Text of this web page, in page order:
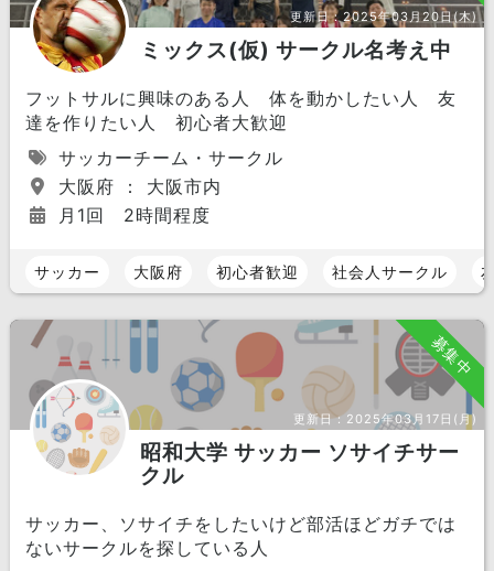
更新日：2025年03月20日(木)
ミックス(仮) サークル名考え中
フットサルに興味のある人 体を動かしたい人 友
達を作りたい人 初心者大歓迎
サッカーチーム・サークル
大阪府 ： 大阪市内
月1回 2時間程度
サッカー 大阪府 初心者歓迎 社会人サークル
募集中
更新日： 2025年03月17日(月)
昭和大学 サッカー ソサイチサー
クル
サッカー、ソサイチをしたいけど部活ほどガチでは
ないサークルを探している人